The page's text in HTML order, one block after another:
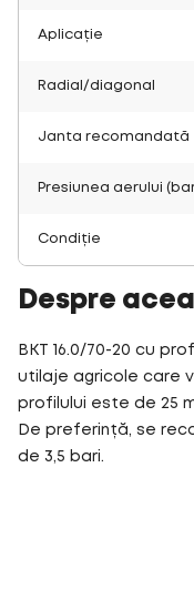
Aplicație
Radial/diagonal
Janta recomandată
Presiunea aerului
Condiție
Despre
BKT 16.0/70-20 cu
utilaje agricole care
profilului este de 25
De preferință, se
de 3,5 bari.